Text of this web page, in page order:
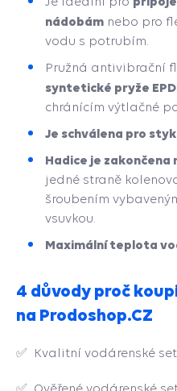
nádobám nebo pro
vodu s potrubím.
Pružná antivibrační
syntetické pryže
chránícím výtlačné
Je schválena pro
Hadice je zakončena
jedné straně
šroubením
vsuvkou.
Maximální teplota
4 důvody proč
na Prodoshop.CZ
✅ Kvalitní vodárenské
✅ Ověřené vodárenské